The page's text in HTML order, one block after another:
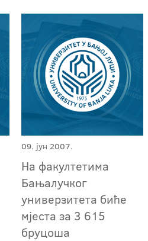
09. јун 2007.
На факултетима
Бањалучког
универзитета биће
мјеста за 3 615
бруцоша